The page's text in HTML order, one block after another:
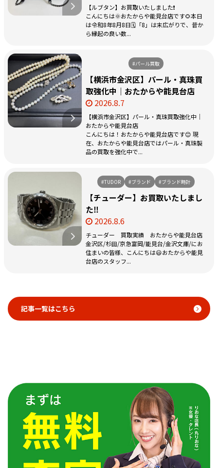
【ルブタン】お買取いたしました❗️
こんにちは🌞おたからや能見台店です🌻本日
は令和8年8月8日🗓️「8」は末広がりで、昔か
ら縁起の良い数...
#パール買取
【横浜市金沢区】パール・真珠買
取強化中｜おたからや能見台店
2026.8.7
【横浜市金沢区】パール・真珠買取強化中｜
おたからや能見台店
こんにちは！おたからや能見台店です😊 現
在、おたからや能見台店ではパール・真珠製
品の買取を強化中で...
#TUDOR #ブランド #ブランド時計
【チューダー】お買取いたしまし
た‼️
2026.8.6
チューダー 買取実績 おたからや能見台店
金沢区/杉田/京急富岡/能見台/金沢文庫/にお
住まいの皆様、こんにちは😃おたからや能見
台店のスタッフ...
記事一覧はこちら